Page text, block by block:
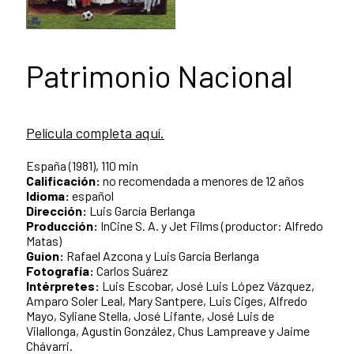
Patrimonio Nacional
Película completa aquí.
España (1981), 110 min
Calificación: no recomendada a menores de 12 años
Idioma: español
Dirección: Luis García Berlanga
Producción: InCine S. A. y Jet Films (productor: Alfredo
Matas)
Guion: Rafael Azcona y Luis García Berlanga
Fotografía: Carlos Suárez
Intérpretes: Luis Escobar, José Luis López Vázquez,
Amparo Soler Leal, Mary Santpere, Luis Ciges, Alfredo
Mayo, Syliane Stella, José Lifante, José Luis de
Vilallonga, Agustín González, Chus Lampreave y Jaime
Chávarri.